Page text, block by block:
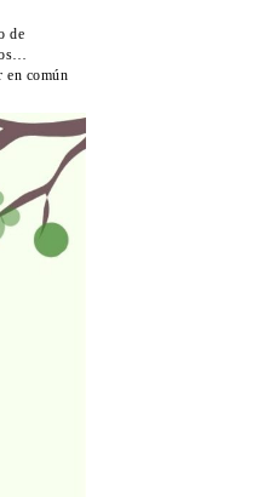
de
en común